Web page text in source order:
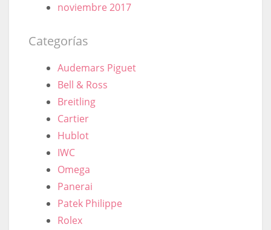
noviembre 2017
Categorías
Audemars Piguet
Bell & Ross
Breitling
Cartier
Hublot
IWC
Omega
Panerai
Patek Philippe
Rolex